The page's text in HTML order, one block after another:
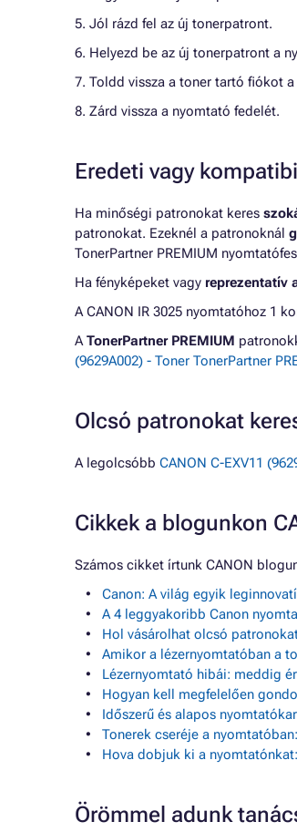
5. Jól rázd fel az új tonerpatront.
6. Helyezd be az új tonerpatront a
7. Toldd vissza a toner tartó fiókot a
8. Zárd vissza a nyomtató fedelét.
Eredeti vagy
Ha minőségi patronokat keres
patronokat. Ezeknél a patronoknál
TonerPartner PREMIUM
Ha fényképeket vagy reprezentatív
A CANON IR 3025 nyomtatóhoz 1
ATonerPartner PREMIUM
(9629A002) - Toner TonerPartner
Olcsó patronokat
A legolcsóbb CANON C-EXV11
Cikkek a blogunkon
Számos cikket írtunk CANON
Canon: A világ egyik
A 4 leggyakoribb Canon
Hol vásárolhat olcsó
Amikor a lézernyomtatóban a
Lézernyomtató hibái: meddig
Hogyan kell megfelelően
Időszerű és alapos
Tonerek cseréje a
Hova dobjuk ki a
Örömmel adunk